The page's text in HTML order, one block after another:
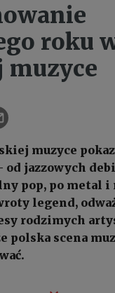
roku
muzyce
od jazzowych
pop, po metal i
legend,
rodzimych
polska scena